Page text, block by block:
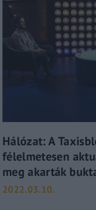
Hálózat: A
félelmetesen
meg akarták
2022.03.10.